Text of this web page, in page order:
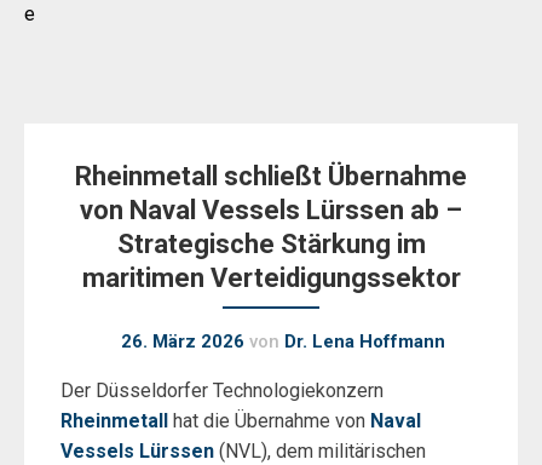
Rheinmetall schließt Übernahme
von Naval Vessels Lürssen ab –
Strategische Stärkung im
maritimen Verteidigungssektor
26. März 2026 von Dr. Lena Hoffmann
Der Düsseldorfer Technologiekonzern
Rheinmetall hat die Übernahme von Naval
Vessels Lürssen (NVL), dem militärischen